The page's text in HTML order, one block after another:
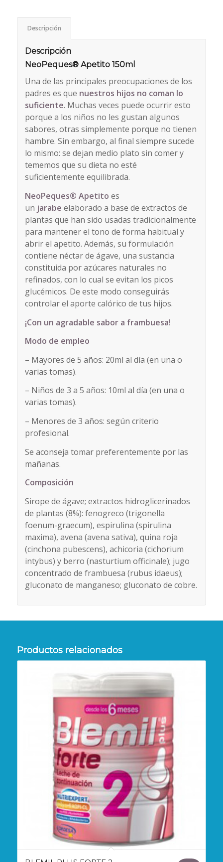
Descripción
Descripción
NeoPeques® Apetito 150ml
Una de las principales preocupaciones de los
padres es que nuestros hijos no coman lo
suficiente. Muchas veces puede ocurrir esto
porque a los niños no les gustan algunos
sabores, otras simplemente porque no tienen
hambre. Sin embargo, al final siempre sucede
lo mismo: se dejan medio plato sin comer y
tememos que su dieta no esté
suficientemente equilibrada.
NeoPeques® Apetito es
un jarabe elaborado a base de extractos de
plantas que han sido usadas tradicionalmente
para mantener el tono de forma habitual y
abrir el apetito. Además, su formulación
contiene néctar de ágave, una sustancia
constituida por azúcares naturales no
refinados, con lo cual se evitan los picos
glucémicos. De este modo conseguirás
controlar el aporte calórico de tus hijos.
¡Con un agradable sabor a frambuesa!
Modo de empleo
– Mayores de 5 años: 20ml al día (en una o
varias tomas).
– Niños de 3 a 5 años: 10ml al día (en una o
varias tomas).
– Menores de 3 años: según criterio
profesional.
Se aconseja tomar preferentemente por las
mañanas.
Composición
Sirope de ágave; extractos hidroglicerinados
de plantas (8%): fenogreco (trigonella
foenum-graecum), espirulina (spirulina
maxima), avena (avena sativa), quina roja
(cinchona pubescens), achicoria (cichorium
intybus) y berro (nasturtium officinale); jugo
concentrado de frambuesa (rubus idaeus);
gluconato de manganeso; gluconato de cobre.
Productos relacionados